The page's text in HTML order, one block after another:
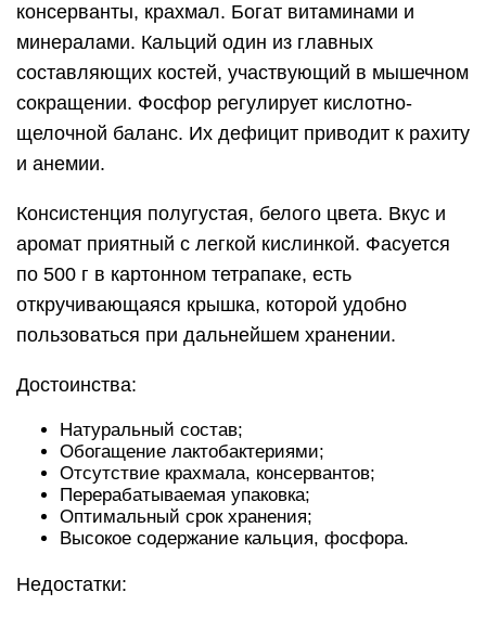
консерванты, крахмал. Богат витаминами и
минералами. Кальций один из главных
составляющих костей, участвующий в мышечном
сокращении. Фосфор регулирует кислотно-
щелочной баланс. Их дефицит приводит к рахиту
и анемии.
Консистенция полугустая, белого цвета. Вкус и
аромат приятный с легкой кислинкой. Фасуется
по 500 г в картонном тетрапаке, есть
откручивающаяся крышка, которой удобно
пользоваться при дальнейшем хранении.
Достоинства:
Натуральный состав;
Обогащение лактобактериями;
Отсутствие крахмала, консервантов;
Перерабатываемая упаковка;
Оптимальный срок хранения;
Высокое содержание кальция, фосфора.
Недостатки: